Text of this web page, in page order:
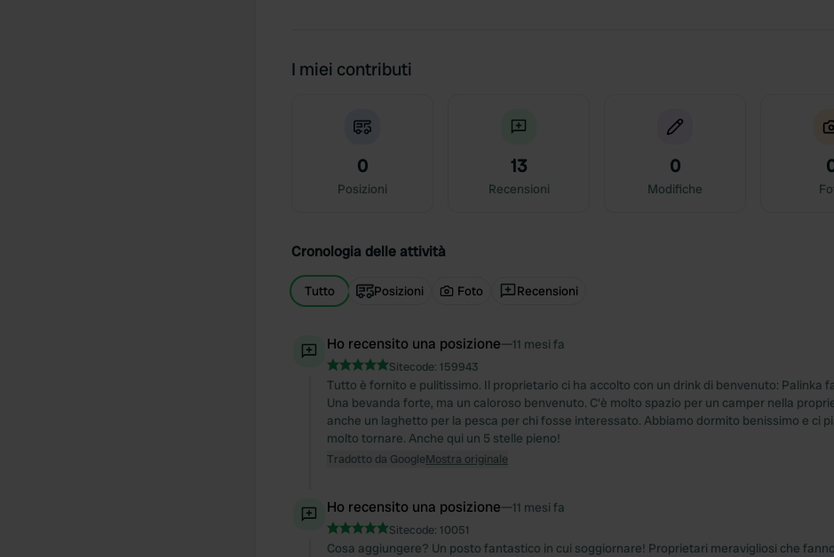
I miei contributi
0
Posizioni
13
Recensioni
0
Modifiche
Cronologia delle attività
Tutto Posizioni Foto Recensioni
Ho recensito una posizione—11 mesi fa
Sitecode: 159943
Tutto è fornito e pulitissimo. Il proprietario ci ha accolto con un drink di benvenuto: Palinka
Una bevanda forte, ma un caloroso benvenuto. C'è molto spazio per un camper nella
anche un laghetto per la pesca per chi fosse interessato. Abbiamo dormito benissimo e ci
molto tornare. Anche qui un 5 stelle pieno!
Tradotto da GoogleMostra originale
Ho recensito una posizione—11 mesi fa
Sitecode: 10051
Cosa aggiungere? Un posto fantastico in cui soggiornare! Proprietari meravigliosi che